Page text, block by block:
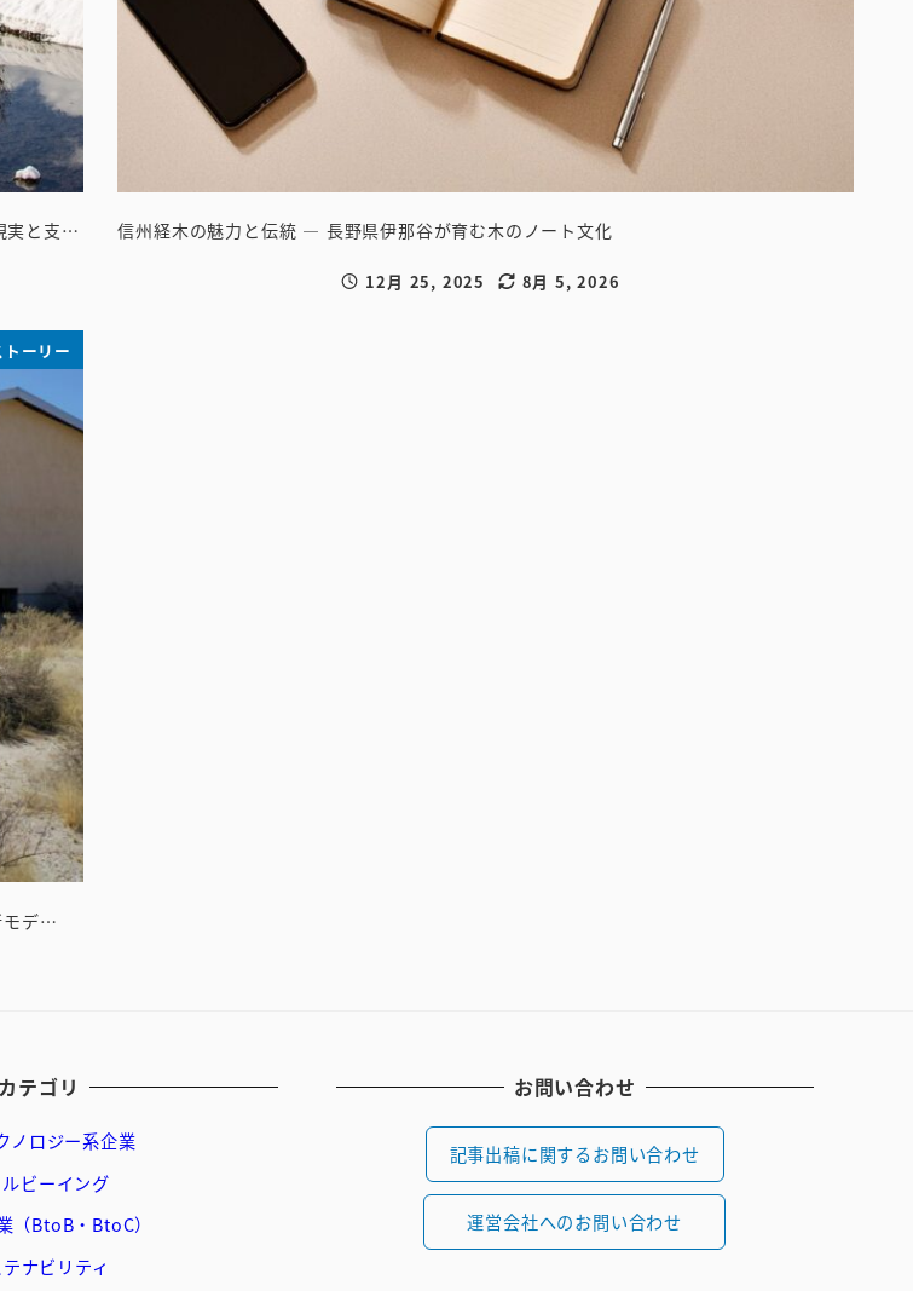
実と支… 信州経木の魅力と伝統 ― 長野県伊那谷が育む木のノート文化
投稿日
12月 25, 2025
更新日
8月 5, 2026
ーリー
モデ…
カテゴリ
ノロジー系企業
ルビーイング
（BtoB・BtoC）
ナビリティ
お問い合わせ
記事出稿に関するお問い合わせ
運営会社へのお問い合わせ